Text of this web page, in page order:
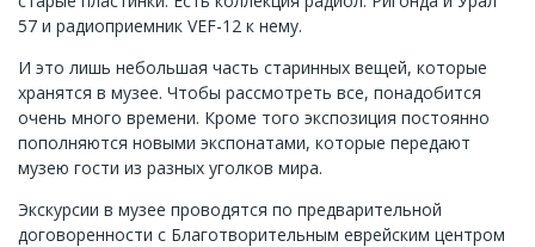
57 и радиоприемник VEF-12 к нему.
И это лишь небольшая часть старинных вещей, которые
хранятся в музее. Чтобы рассмотреть все, понадобится
очень много времени. Кроме того экспозиция постоянно
пополняются новыми экспонатами, которые передают
музею гости из разных уголков мира.
Экскурсии в музее проводятся по предварительной
договоренности с Благотворительным еврейским центром